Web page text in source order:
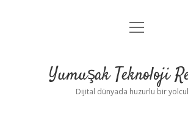
Anasayfa
Yasal Uyarı
menüyü
Yumuşak Teknoloji
Dijital dünyada huzurlu bir